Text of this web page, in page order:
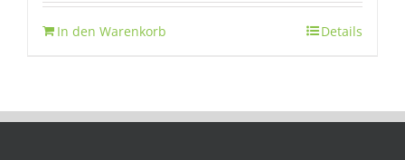
In den Warenkorb Details